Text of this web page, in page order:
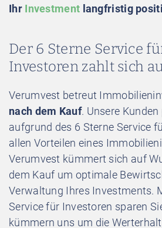
Ihr Investment langfristig
Der 6 Sterne Service
Investoren zahlt sich
Verumvest betreut
nach dem Kauf. Unsere
aufgrund des 6 Sterne Service
allen Vorteilen eines
Verumvest kümmert sich auf
dem Kauf um optimale
Verwaltung Ihres Investments.
Service für Investoren sparen
kümmern uns um die